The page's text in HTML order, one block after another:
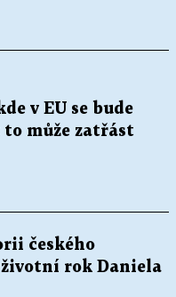
v EU se bude
může zatřást
českého
životní rok Daniela